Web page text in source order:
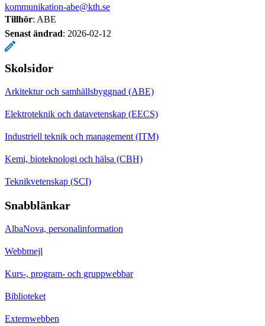
kommunikation-abe@kth.se
Tillhör: ABE
Senast ändrad: 2026-02-12
Skolsidor
Arkitektur och samhällsbyggnad (ABE)
Elektroteknik och datavetenskap (EECS)
Industriell teknik och management (ITM)
Kemi, bioteknologi och hälsa (CBH)
Teknikvetenskap (SCI)
Snabblänkar
AlbaNova, personalinformation
Webbmejl
Kurs-, program- och gruppwebbar
Biblioteket
Externwebben